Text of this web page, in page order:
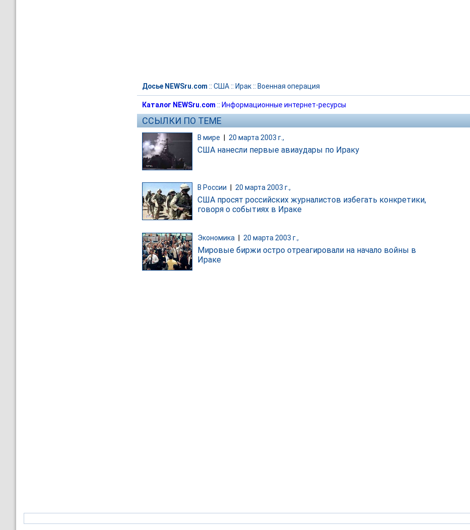
Досье NEWSru.com :: США:: Ирак:: Военная операция
Каталог NEWSru.com :: Информационные интернет-ресурсы
ССЫЛКИ ПО ТЕМЕ
В мире 20 марта 2003 г.,
США нанесли первые авиаудары по Ираку
В России 20 марта 2003 г.,
США просят российских журналистов избегать конкретики,
говоря о событиях в Ираке
Экономика 20 марта 2003 г.,
Мировые биржи остро отреагировали на начало войны в
Ираке